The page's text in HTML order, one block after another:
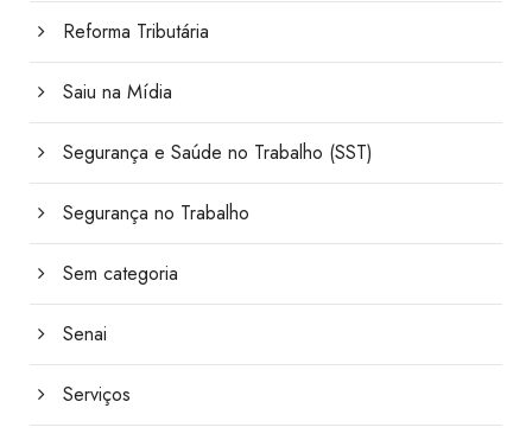
Reforma Tributária
Saiu na Mídia
Segurança e Saúde no Trabalho (SST)
Segurança no Trabalho
Sem categoria
Senai
Serviços